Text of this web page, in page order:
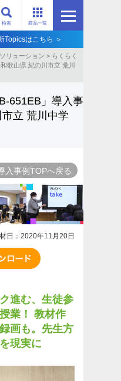
商品一覧
検索
Topicsはこちら ＞
リューション > らくらく
歌山県 紀の川市立 荒川
651EB」導入事
立 荒川中学
入事例TOPへ戻る
日：2020年11月20日
進む、生徒参
業！ 教材作
画も。先生方
現実に